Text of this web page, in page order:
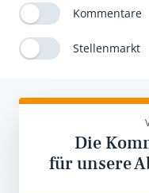
Kommentare
Stellenmarkt
Die
für unsere